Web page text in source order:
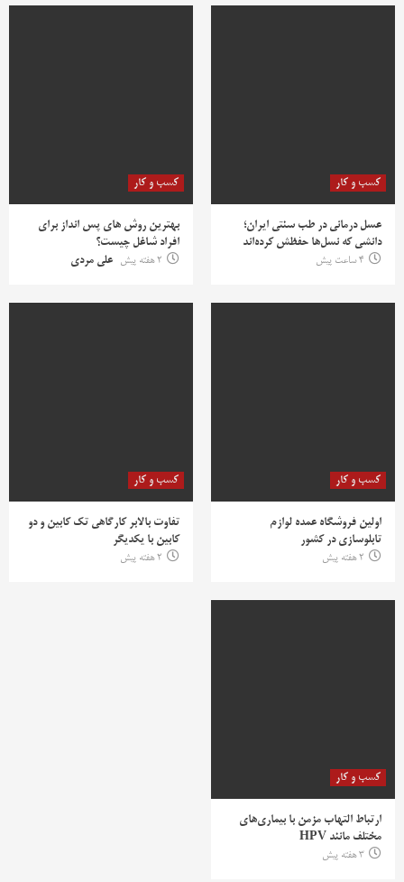
کسب و کار
عسل درمانی در طب سنتی ایران؛
دانشی که نسل‌ها حفظش کرده‌اند
4 ساعت پیش
کسب و کار
بهترین روش‌ های پس‌ انداز برای
افراد شاغل چیست؟
2 هفته پیش
علی مردی
کسب و کار
اولین فروشگاه عمده لوازم
تابلوسازی در کشور
2 هفته پیش
کسب و کار
تفاوت بالابر کارگاهی تک کابین و دو
کابین با یکدیگر
2 هفته پیش
کسب و کار
ارتباط التهاب مزمن با بیماری‌های
مختلف مانند HPV
3 هفته پیش